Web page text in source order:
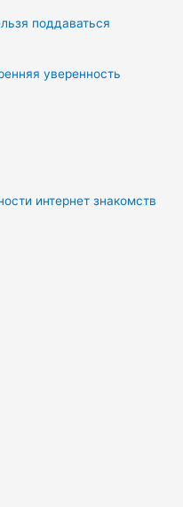
поддаваться
уверенность
интернет знакомств